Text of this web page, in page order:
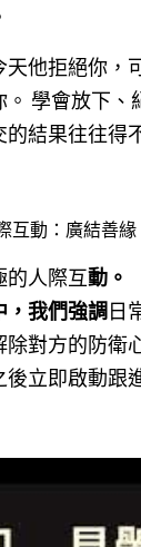
天他拒絕你，
。 學會放下
的結果往往得
互動：廣結善緣
的人際互動。
，我們強調 日
除對方的防衛
後立即啟動跟